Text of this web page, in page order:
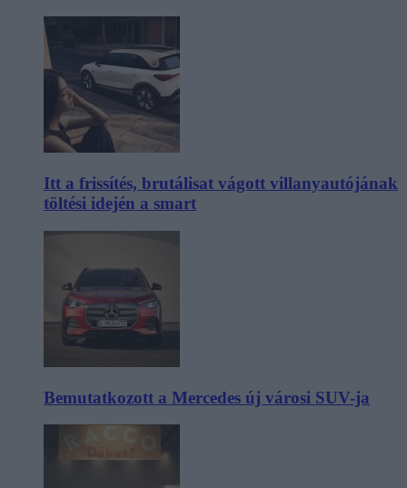
Itt a frissítés, brutálisat vágott villanyautójának
töltési idején a smart
Bemutatkozott a Mercedes új városi SUV-ja